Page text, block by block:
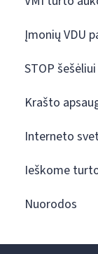
Įmonių VDU
STOP šešėliui
Krašto
Interneto
Ieškome
Nuorodos